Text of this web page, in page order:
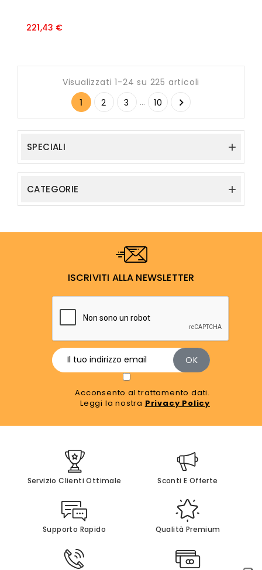
221,43 €Prezzo
Visualizzati 1-24 su 225 articoli
1
2 3 … 10 
SPECIALI 
CATEGORIE 
ISCRIVITI ALLA NEWSLETTER
Acconsento al trattamento dati.
Leggi la nostra Privacy Policy
Servizio Clienti Ottimale Sconti E Offerte
Supporto Rapido Qualità Premium